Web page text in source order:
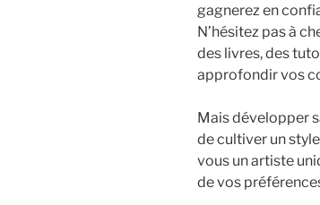
gagnerez en
N’hésitez pas à
des livres, des
approfondir vos
Mais développer
de cultiver un
vous un artiste
de vos